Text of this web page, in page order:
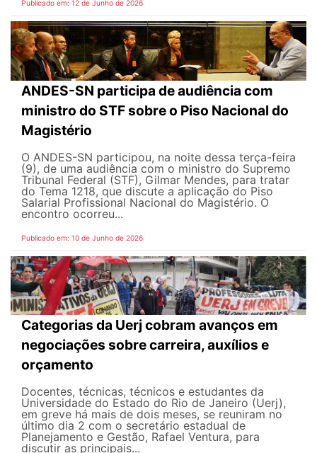
Publicado em: 12 de Junho de 2026
ANDES-SN participa de audiência com
ministro do STF sobre o Piso Nacional do
Magistério
O ANDES-SN participou, na noite dessa terça-feira
(9), de uma audiência com o ministro do Supremo
Tribunal Federal (STF), Gilmar Mendes, para tratar
do Tema 1218, que discute a aplicação do Piso
Salarial Profissional Nacional do Magistério. O
encontro ocorreu...
Publicado em: 10 de Junho de 2026
Categorias da Uerj cobram avanços em
negociações sobre carreira, auxílios e
orçamento
Docentes, técnicas, técnicos e estudantes da
Universidade do Estado do Rio de Janeiro (Uerj),
em greve há mais de dois meses, se reuniram no
último dia 2 com o secretário estadual de
Planejamento e Gestão, Rafael Ventura, para
discutir as principais...